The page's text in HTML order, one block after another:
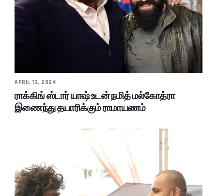
APRIL 13, 2024
ராக்கிங் ஸ்டார் யாஷ் உடன் நமித் மல்கோத்ரா
இணைந்து தயாரிக்கும் ராமாயணம்